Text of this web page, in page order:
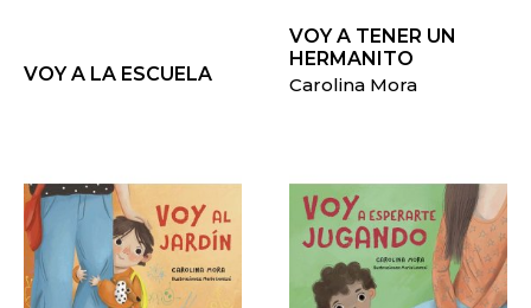
VOY A LA ESCUELA
VOY A TENER UN
HERMANITO
Carolina Mora